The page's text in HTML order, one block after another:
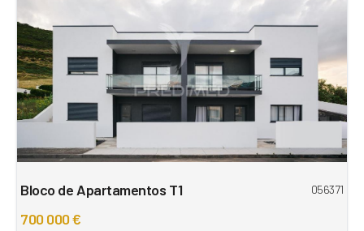
Bloco de Apartamentos T1 056371
700 000 €